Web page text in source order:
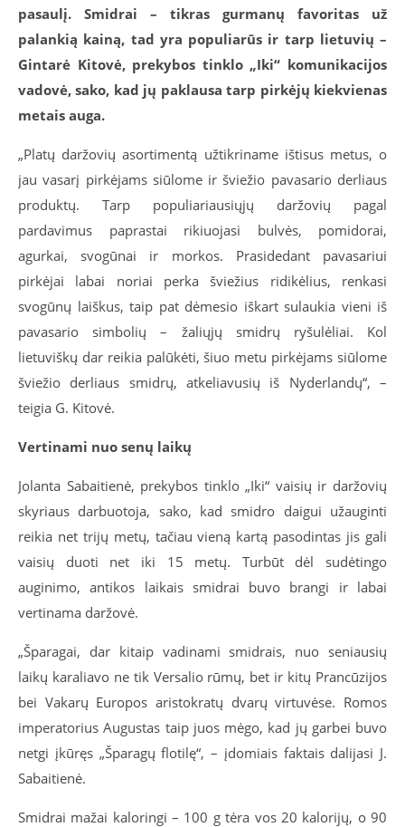
pasaulį. Smidrai – tikras gurmanų favoritas už
palankią kainą, tad yra populiarūs ir tarp lietuvių –
Gintarė Kitovė, prekybos tinklo „Iki“ komunikacijos
vadovė, sako, kad jų paklausa tarp pirkėjų kiekvienas
metais auga.
„Platų daržovių asortimentą užtikriname ištisus metus, o
jau vasarį pirkėjams siūlome ir šviežio pavasario derliaus
produktų. Tarp populiariausiųjų daržovių pagal
pardavimus paprastai rikiuojasi bulvės, pomidorai,
agurkai, svogūnai ir morkos. Prasidedant pavasariui
pirkėjai labai noriai perka šviežius ridikėlius, renkasi
svogūnų laiškus, taip pat dėmesio iškart sulaukia vieni iš
pavasario simbolių – žaliųjų smidrų ryšulėliai. Kol
lietuviškų dar reikia palūkėti, šiuo metu pirkėjams siūlome
šviežio derliaus smidrų, atkeliavusių iš Nyderlandų“, –
teigia G. Kitovė.
Vertinami nuo senų laikų
Jolanta Sabaitienė, prekybos tinklo „Iki“ vaisių ir daržovių
skyriaus darbuotoja, sako, kad smidro daigui užauginti
reikia net trijų metų, tačiau vieną kartą pasodintas jis gali
vaisių duoti net iki 15 metų. Turbūt dėl sudėtingo
auginimo, antikos laikais smidrai buvo brangi ir labai
vertinama daržovė.
„Šparagai, dar kitaip vadinami smidrais, nuo seniausių
laikų karaliavo ne tik Versalio rūmų, bet ir kitų Prancūzijos
bei Vakarų Europos aristokratų dvarų virtuvėse. Romos
imperatorius Augustas taip juos mėgo, kad jų garbei buvo
netgi įkūręs „Šparagų flotilę“, – įdomiais faktais dalijasi J.
Sabaitienė.
Smidrai mažai kaloringi – 100 g tėra vos 20 kalorijų, o 90